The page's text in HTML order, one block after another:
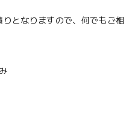
となりますので、何でもご相